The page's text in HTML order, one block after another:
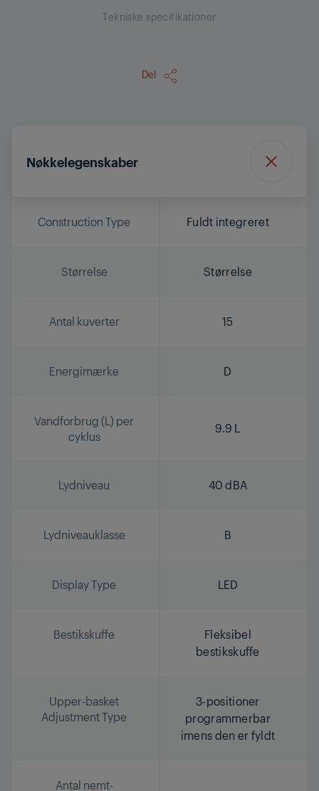
Tekniske specifikationer
Del
Nøkkelegenskaber
Construction Type Fuldt integreret
Størrelse Størrelse
Antal kuverter 15
Energimærke D
Vandforbrug (L) per
cyklus
9.9 L
Lydniveau 40 dBA
Lydniveauklasse B
Display Type LED
Bestikskuffe
Fleksibel
bestikskuffe
Upper-basket
Adjustment Type
3-positioner
programmerbar
imens den er fyldt
Antal nemt-